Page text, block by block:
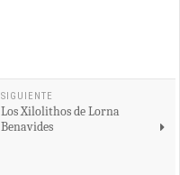
SIGUIENTE
Los Xilolithos de Lorna
Benavides